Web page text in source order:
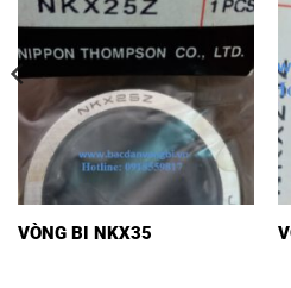
VÒNG BI NKX35